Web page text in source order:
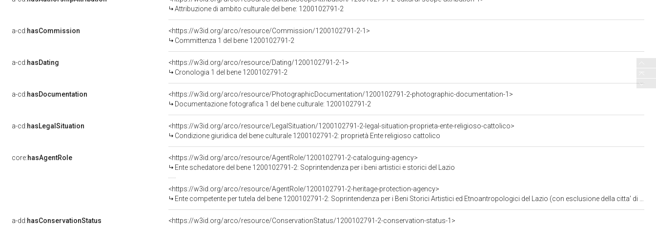
Attribuzione di ambito culturale del bene: 1200102791-2
a-cd:hasCommission
<https://w3id.org/arco/resource/Commission/1200102791-2-1>
Committenza 1 del bene 1200102791-2
a-cd:hasDating
<https://w3id.org/arco/resource/Dating/1200102791-2-1>
Cronologia 1 del bene 1200102791-2
a-cd:hasDocumentation
<https://w3id.org/arco/resource/PhotographicDocumentation/1200102791-2-photographic-documentation-1>
Documentazione fotografica 1 del bene culturale: 1200102791-2
a-cd:hasLegalSituation
<https://w3id.org/arco/resource/LegalSituation/1200102791-2-legal-situation-proprieta-ente-religioso-cattolico>
Condizione giuridica del bene culturale 1200102791-2: proprietà Ente religioso cattolico
core:hasAgentRole
<https://w3id.org/arco/resource/AgentRole/1200102791-2-cataloguing-agency>
Ente schedatore del bene 1200102791-2: Soprintendenza per i beni artistici e storici del Lazio
<https://w3id.org/arco/resource/AgentRole/1200102791-2-heritage-protection-agency>
Ente competente per tutela del bene 1200102791-2: Soprintendenza per i Beni Storici Artistici ed Etnoantropologici del Lazio (con esclusione della citta' di Roma)
a-dd:hasConservationStatus
<https://w3id.org/arco/resource/ConservationStatus/1200102791-2-conservation-status-1>